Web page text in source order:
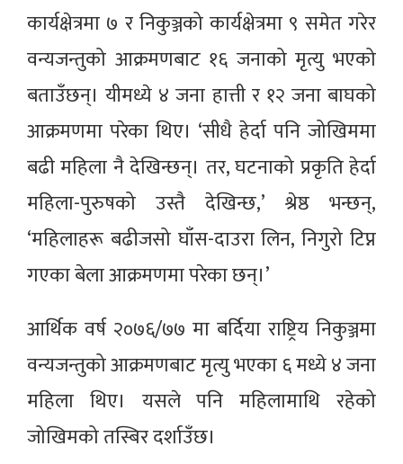
कार्यक्षेत्रमा ७ र निकुञ्जको कार्यक्षेत्रमा ९ समेत गरेर
वन्यजन्तुको आक्रमणबाट १६ जनाको मृत्यु भएको
बताउँछन्। यीमध्ये ४ जना हात्ती र १२ जना बाघको
आक्रमणमा परेका थिए। ‘सीधै हेर्दा पनि जोखिममा
बढी महिला नै देखिन्छन्। तर, घटनाको प्रकृति हेर्दा
महिला-पुरुषको उस्तै देखिन्छ,’ श्रेष्ठ भन्छन्,
‘महिलाहरू बढीजसो घाँस-दाउरा लिन, निगुरो टिप्न
गएका बेला आक्रमणमा परेका छन्।’
आर्थिक वर्ष २०७६/७७ मा बर्दिया राष्ट्रिय निकुञ्जमा
वन्यजन्तुको आक्रमणबाट मृत्यु भएका ६ मध्ये ४ जना
महिला थिए। यसले पनि महिलामाथि रहेको
जोखिमको तस्बिर दर्शाउँछ।